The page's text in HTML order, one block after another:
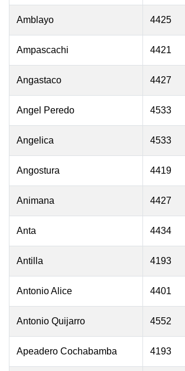
Amblayo 4425
Ampascachi 4421
Angastaco 4427
Angel Peredo 4533
Angelica 4533
Angostura 4419
Animana 4427
Anta 4434
Antilla 4193
Antonio Alice 4401
Antonio Quijarro 4552
Apeadero Cochabamba 4193